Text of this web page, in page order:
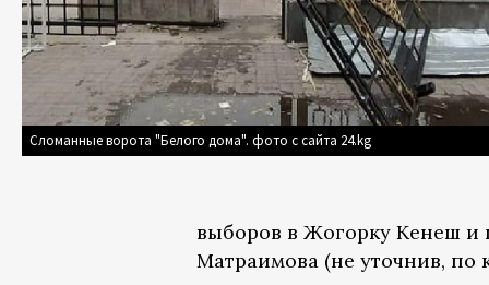
Сломанные ворота "Белого дома". фото с сайта 24.kg
выборов в Жогорку Кенеш и
Матраимова (не уточнив, по